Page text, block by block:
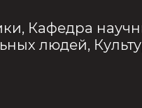
, Кафедра
людей,